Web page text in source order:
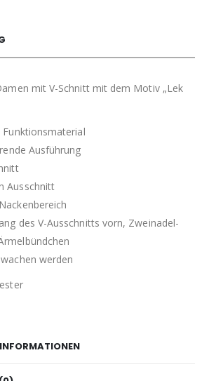
mit V-Schnitt mit dem Motiv „Lek
Funktionsmaterial
Ausführung
Ausschnitt
des V-Ausschnitts vorn, Zweinadel-
werden